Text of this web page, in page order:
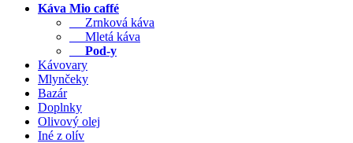
Káva Mio caffé
Zrnková káva
Mletá káva
Pod-y
Kávovary
Mlynčeky
Bazár
Doplnky
Olivový olej
Iné z olív